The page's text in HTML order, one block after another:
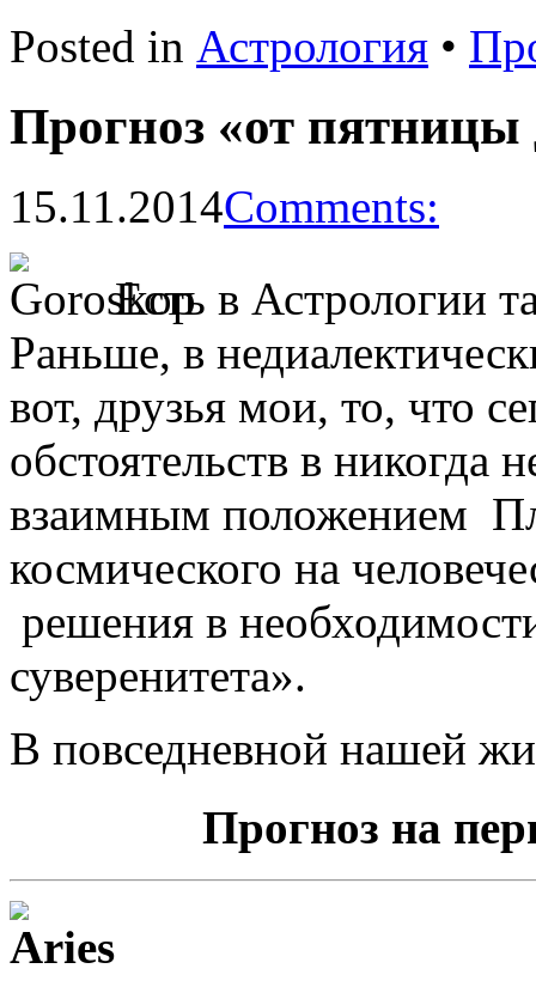
Posted in Астрология •
Прогноз «от
15.11.2014Comments:
Есть в Астрологии
Раньше, в
вот, друзья мои, то, что
обстоятельств в
взаимным положением
космического на
решения в
суверенитета».
В повседневной нашей
Прогноз на